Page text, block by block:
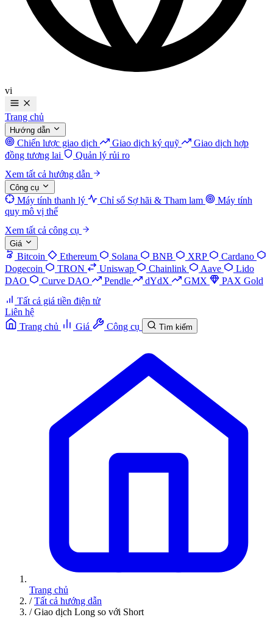
vi
Trang chủ
Hướng dẫn
Chiến lược giao dịch Giao dịch ký quỹ
Giao dịch hợp
đồng tương lai
Quản lý rủi ro
Xem tất cả hướng dẫn
Công cụ
Máy tính thanh lý Chỉ số Sợ hãi & Tham lam
Máy tính
quy mô vị thế
Xem tất cả công cụ
Giá
Bitcoin Ethereum Solana BNB XRP
Cardano
Dogecoin
TRON Uniswap Chainlink Aave
Lido
DAO
Curve DAO Pendle dYdX GMX
PAX Gold
Tất cả giá tiền điện tử
Liên hệ
Trang chủ
Giá Công cụ Tìm kiếm
Trang chủ
/ Tất cả hướng dẫn
/ Giao dịch Long so với Short